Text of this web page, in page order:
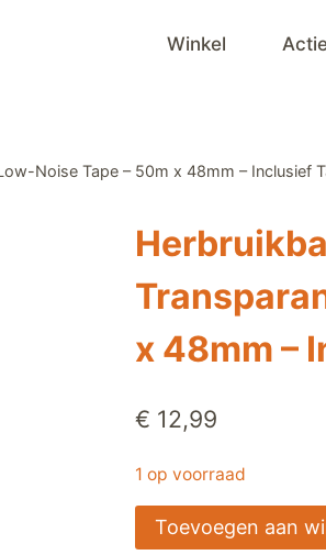
Winkel
Noise Tape – 50m x 48mm – Inclusief
x 48mm –
€ 12,99
1 op voorraad
Herbruikbare
Tape
Toevoegen aan